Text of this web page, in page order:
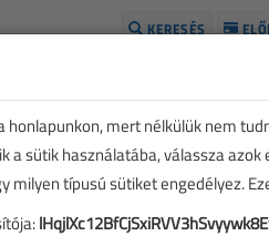
KERESÉS
mert nélkülük nem
sütik használatába, válassza azok
típusú sütiket engedélyez.